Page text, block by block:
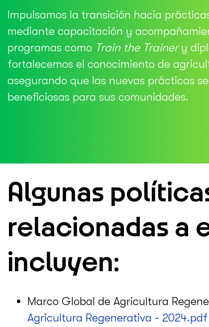
Impulsamos la transición hacia
mediante capacitación y
programas como Train the Trainery
fortalecemos el conocimiento de
asegurando que las nuevas prácticas
beneficiosas para sus comunidades.
Algunas
relacionadas a
incluyen:
Marco Global de Agricultura
Agricultura Regenerativa - 2024.pdf